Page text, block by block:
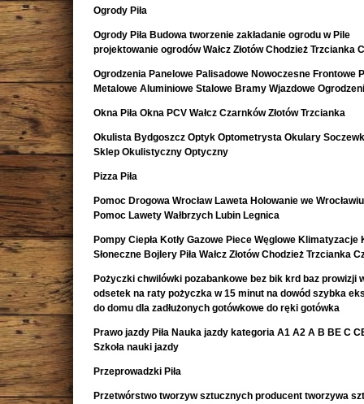
Ogrody Piła
Ogrody Piła Budowa tworzenie zakładanie ogrodu w Pile
projektowanie ogrodów Wałcz Złotów Chodzież Trzcianka
Ogrodzenia Panelowe Palisadowe Nowoczesne Frontowe
Metalowe Aluminiowe Stalowe Bramy Wjazdowe
Okna Piła Okna PCV Wałcz Czarnków Złotów Trzcianka
Okulista Bydgoszcz Optyk Optometrysta Okulary
Sklep Okulistyczny Optyczny
Pizza Piła
Pomoc Drogowa Wrocław Laweta Holowanie we
Pomoc Lawety Wałbrzych Lubin Legnica
Pompy Ciepła Kotły Gazowe Piece Węglowe Klimatyzacje
Słoneczne Bojlery Piła Wałcz Złotów Chodzież Trzcianka
Pożyczki chwilówki pozabankowe bez bik krd baz prowizji
odsetek na raty pożyczka w 15 minut na dowód szybka
do domu dla zadłużonych gotówkowe do ręki gotówka
Prawo jazdy Piła Nauka jazdy kategoria A1 A2 A B BE C
Szkoła nauki jazdy
Przeprowadzki Piła
Przetwórstwo tworzyw sztucznych producent tworzywa